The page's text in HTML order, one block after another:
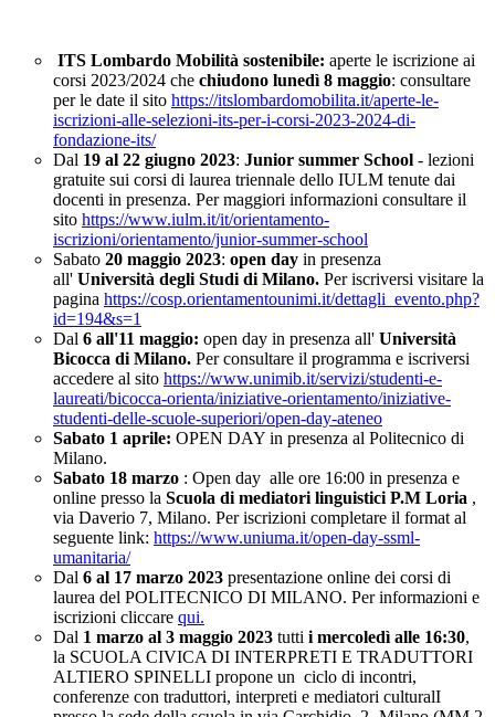
ITS Lombardo Mobilità sostenibile: aperte le iscrizione ai
corsi 2023/2024 che chiudono lunedì 8 maggio: consultare
per le date il sito https://itslombardomobilita.it/aperte-le-
iscrizioni-alle-selezioni-its-per-i-corsi-2023-2024-di-
fondazione-its/
Dal 19 al 22 giugno 2023: Junior summer School - lezioni
gratuite sui corsi di laurea triennale dello IULM tenute dai
docenti in presenza. Per maggiori informazioni consultare il
sito https://www.iulm.it/it/orientamento-
iscrizioni/orientamento/junior-summer-school
Sabato 20 maggio 2023: open day in presenza
all' Università degli Studi di Milano. Per iscriversi visitare la
pagina https://cosp.orientamentounimi.it/dettagli_evento.php?
id=194&s=1
Dal 6 all'11 maggio: open day in presenza all' Università
Bicocca di Milano. Per consultare il programma e iscriversi
accedere al sito https://www.unimib.it/servizi/studenti-e-
laureati/bicocca-orienta/iniziative-orientamento/iniziative-
studenti-delle-scuole-superiori/open-day-ateneo
Sabato 1 aprile: OPEN DAY in presenza al Politecnico di
Milano.
Sabato 18 marzo : Open day alle ore 16:00 in presenza e
online presso la Scuola di mediatori linguistici P.M Loria ,
via Daverio 7, Milano. Per iscrizioni completare il format al
seguente link: https://www.uniuma.it/open-day-ssml-
umanitaria/
Dal 6 al 17 marzo 2023 presentazione online dei corsi di
laurea del POLITECNICO DI MILANO. Per informazioni e
iscrizioni cliccare qui.
Dal 1 marzo al 3 maggio 2023 tutti i mercoledì alle 16:30,
la SCUOLA CIVICA DI INTERPRETI E TRADUTTORI
ALTIERO SPINELLI propone un ciclo di incontri,
conferenze con traduttori, interpreti e mediatori culturalI